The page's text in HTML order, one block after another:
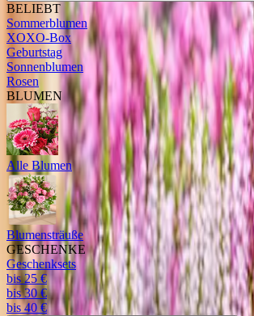
BELIEBT
Sommerblumen
XOXO-Box
Geburtstag
Sonnenblumen
Rosen
BLUMEN
Alle Blumen
Blumensträuße
GESCHENKE
Geschenksets
bis 25 €
bis 30 €
bis 40 €